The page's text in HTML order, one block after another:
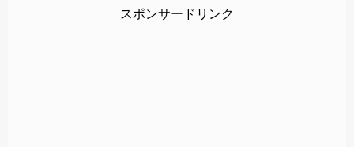
スポンサードリンク